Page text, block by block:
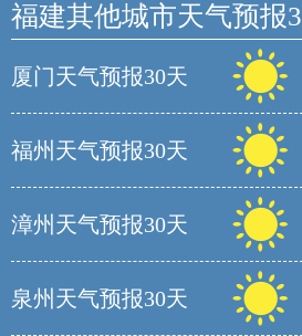
福建其他城市天气预报
厦门天气预报30天
福州天气预报30天
漳州天气预报30天
泉州天气预报30天